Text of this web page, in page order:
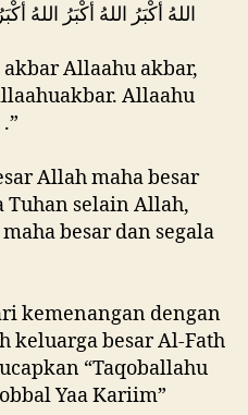
اللهُ أكْبَرُ اللهُ أكْبَرُ اللهُ
Allaahu akbar,
Allaahu
Allah maha besar
Tuhan selain Allah,
besar dan segala
kemenangan dengan
keluarga besar Al-Fath
“Taqoballahu
Yaa Kariim”